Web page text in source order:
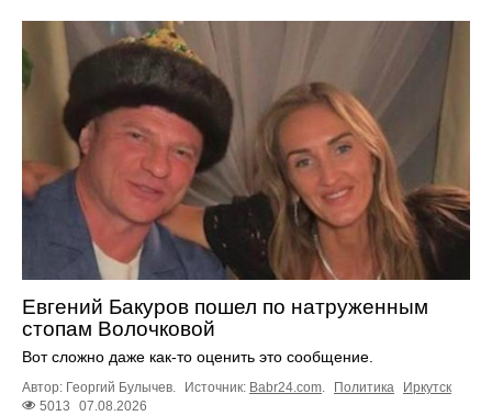
Евгений Бакуров пошел по натруженным
стопам Волочковой
Вот сложно даже как-то оценить это сообщение.
Автор: Георгий Булычев. Источник: Babr24.com. Политика
Иркутск
5013
07.08.2026